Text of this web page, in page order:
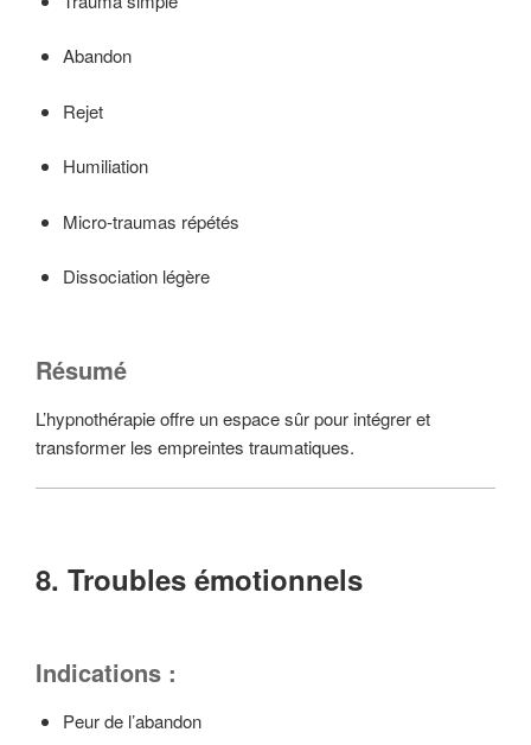
Abandon
Rejet
Humiliation
Micro-traumas répétés
Dissociation légère
Résumé
L’hypnothérapie offre un espace sûr pour intégrer et
transformer les empreintes traumatiques.
8. Troubles émotionnels
Indications :
Peur de l’abandon